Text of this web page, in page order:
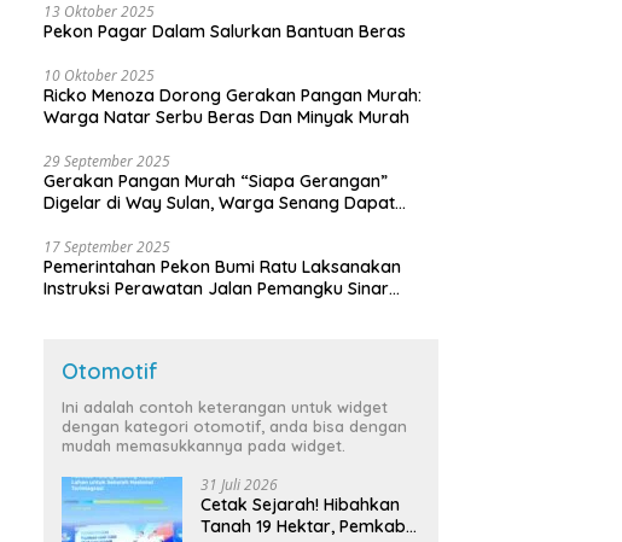
13 Oktober 2025
Pekon Pagar Dalam Salurkan Bantuan Beras
10 Oktober 2025
Ricko Menoza Dorong Gerakan Pangan Murah:
Warga Natar Serbu Beras Dan Minyak Murah
29 September 2025
Gerakan Pangan Murah “Siapa Gerangan”
Digelar di Way Sulan, Warga Senang Dapat
17 September 2025
Pemerintahan Pekon Bumi Ratu Laksanakan
Instruksi Perawatan Jalan Pemangku Sinar
Otomotif
Ini adalah contoh keterangan untuk widget
dengan kategori otomotif, anda bisa dengan
mudah memasukkannya pada widget.
31 Juli 2026
Cetak Sejarah! Hibahkan
Tanah 19 Hektar, Pemkab